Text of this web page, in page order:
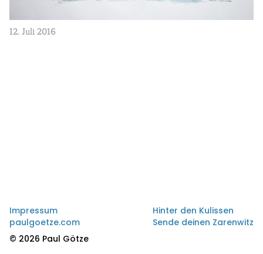
12. Juli 2016
Impressum
paulgoetze.com
Hinter den Kulissen
Sende deinen Zarenwitz
© 2026 Paul Götze